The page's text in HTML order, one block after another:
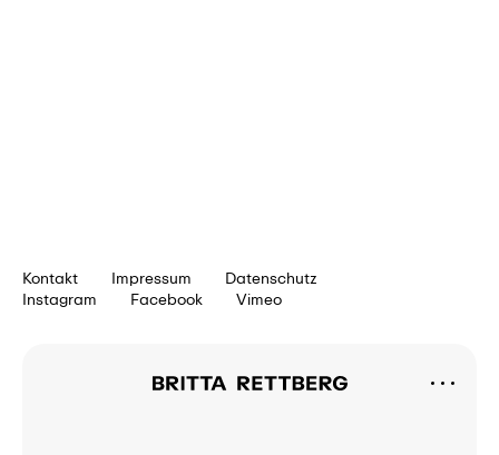
Kontakt Impressum
Datenschutz
Instagram
Facebook Vimeo